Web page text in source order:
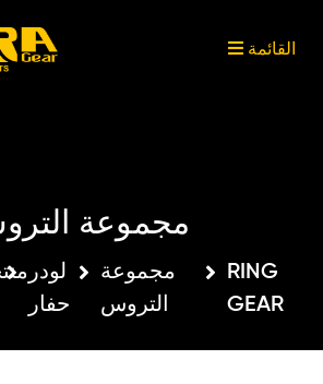
القائمة
مجموعة
لودر
حفار
مجموعة
التروس
RING
GEAR
القائمة
القائمة
القائمة